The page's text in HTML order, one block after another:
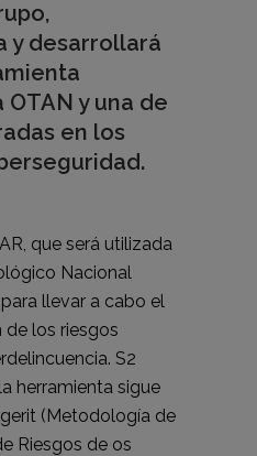
y desarrollará
y una de
en los
que será utilizada
Nacional
llevar a cabo el
de los riesgos
S2
herramienta sigue
(Metodología de
Riesgos de os